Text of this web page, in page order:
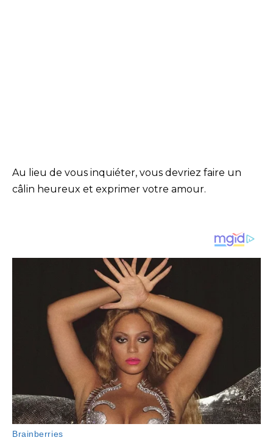
Au lieu de vous inquiéter, vous devriez faire un
câlin heureux et exprimer votre amour.